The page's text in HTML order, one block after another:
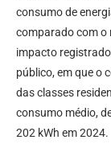
consumo de
comparado com o
impacto
público, em que o
das classes
consumo médio,
202 kWh em 2024.